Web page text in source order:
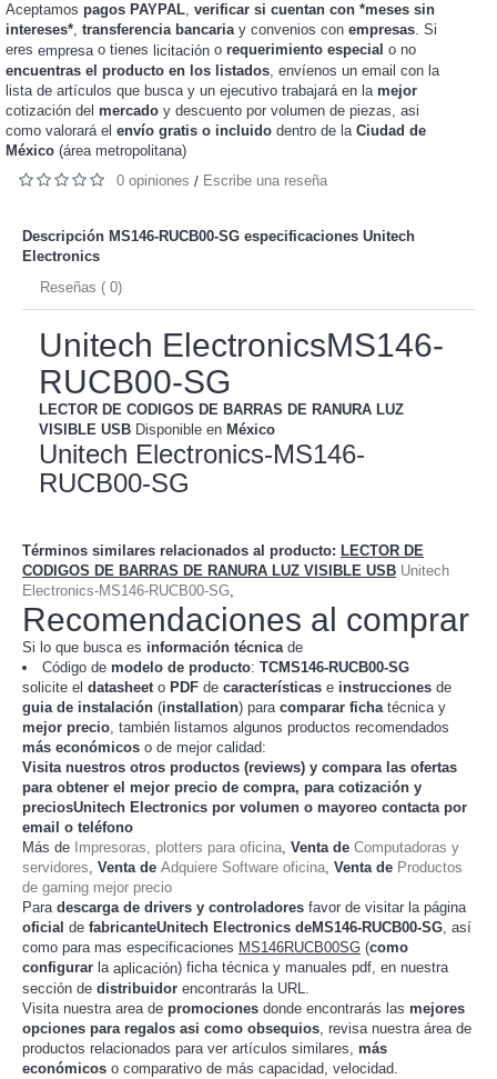
Aceptamos pagos PAYPAL, verificar si cuentan con *meses sin
intereses*, transferencia bancariay convenios con empresas. Si
eres empresa o tienes licitación o requerimiento especial o no
encuentras el producto en los listados , envíenos un email con la
lista de artículos que busca y un ejecutivo trabajará en la mejor
cotización del mercado y descuento por volumen de piezas, asi
como valorará el envío gratis o incluido dentro de la Ciudad de
México (área metropolitana)
0 opiniones / Escribe una reseña
Descripción MS146-RUCB00-SG especificaciones Unitech
Electronics
Reseñas ( 0)
Unitech ElectronicsMS146-
RUCB00-SG
LECTOR DE CODIGOS DE BARRAS DE RANURA LUZ
VISIBLE USB Disponible en México
Unitech Electronics-MS146-
RUCB00-SG
Términos similares relacionados al producto: LECTOR DE
CODIGOS DE BARRAS DE RANURA LUZ VISIBLE USB Unitech
Electronics-MS146-RUCB00-SG,
Recomendaciones al comprar
Si lo que busca es información técnicade
Código de modelo de producto: TCMS146-RUCB00-SG
solicite el datasheeto PDF de características e instrucciones de
guia de instalación (installation) para comparar fichatécnica y
mejor precio, también listamos algunos productos recomendados
más económicos o de mejor calidad:
Visita nuestros otros productos (reviews) y compara las ofertas
para obtener el mejor precio de compra, para cotización y
preciosUnitech Electronics por volumen o mayoreo contacta por
email o teléfono
Más de Impresoras, plotters para oficina, Venta de Computadoras y
servidores, Venta de Adquiere Software oficina, Venta de Productos
de gaming mejor precio
Para descarga de drivers y controladores favor de visitar la página
oficial de fabricanteUnitech Electronics deMS146-RUCB00-SG, así
como para mas especificaciones MS146RUCB00SG (como
configurar la aplicación) ficha técnica y manuales pdf, en nuestra
sección de distribuidor encontrarás la URL.
Visita nuestra area de promociones donde encontrarás las mejores
opciones para regalos asi como obsequios , revisa nuestra área de
productos relacionados para ver artículos similares más
económicos o comparativo de más capacidad, velocidad.